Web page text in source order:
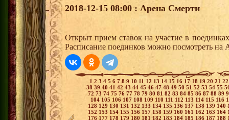
2018-12-15 08:00 : Арена Смерти
Открыт прием ставок на участие в
Расписание поединков можно посмотреть на
1 2 3 4 5 6 7 8 9 10 11 12 13 14 15 16 17 18 19 20 21
38 39 40 41 42 43 44 45 46 47 48 49 50 51 52 53 54 55
72 73 74 75 76 77 78 79 80 81 82 83 84 8586 87 88 89
104 105 106 107 108 109 110 111 112 113 114 115 116
128 129 130 131 132 133 134 135 136 137 138 139 140
152 153 154 155 156 157 158 159 160 161 162 163 164
176 177 178 179 180 181182 183 184 185 186 187 188